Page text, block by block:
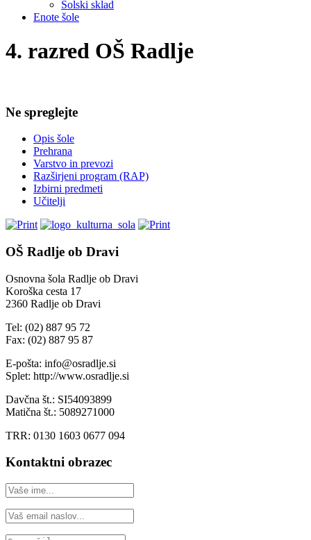
Šolski sklad
Enote šole
4. razred OŠ Radlje
Ne spreglejte
Opis šole
Prehrana
Varstvo in prevozi
Razširjeni program (RAP)
Izbirni predmeti
Učitelji
OŠ Radlje ob Dravi
Osnovna šola Radlje ob Dravi
Koroška cesta 17
2360 Radlje ob Dravi
Tel: (02) 887 95 72
Fax: (02) 887 95 87
E-pošta: info@osradlje.si
Splet: http://www.osradlje.si
Davčna št.: SI54093899
Matična št.: 5089271000
TRR: 0130 1603 0677 094
Kontaktni obrazec